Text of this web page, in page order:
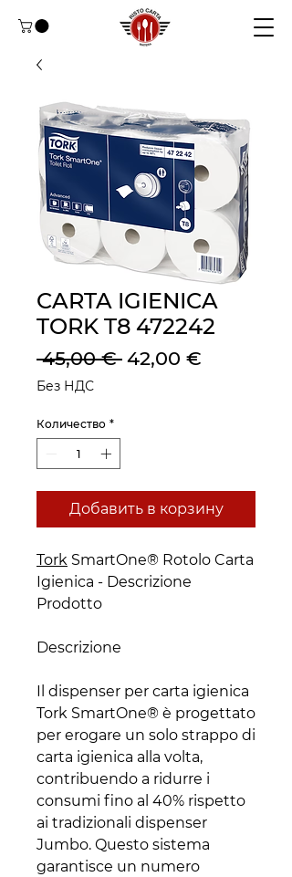
CARTA IGIENICA
TORK T8 472242
45,00 € Обычная
42,00 €
Без НДС
Количество *
Добавить в корзину
Tork SmartOne® Rotolo Carta
Igienica - Descrizione
Prodotto
Descrizione
Il dispenser per carta igienica
Tork SmartOne® è progettato
per erogare un solo strappo di
carta igienica alla volta,
contribuendo a ridurre i
consumi fino al 40% rispetto
ai tradizionali dispenser
Jumbo. Questo sistema
garantisce un numero